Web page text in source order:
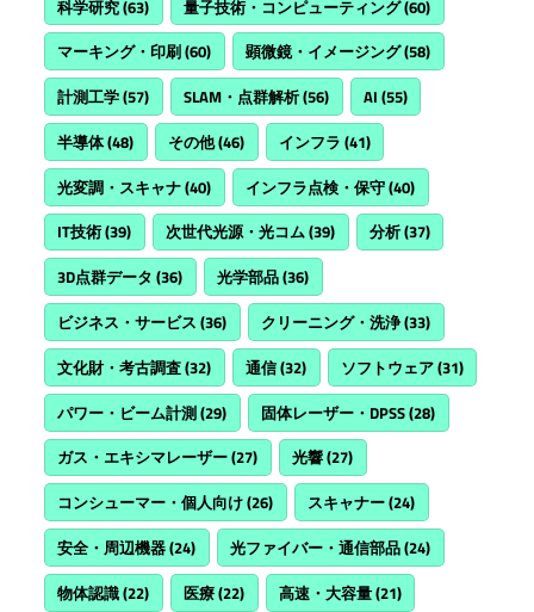
科学研究(63) 量子技術・コンピューティング(60)
マーキング・印刷(60) 顕微鏡・イメージング(58)
計測工学(57) SLAM・点群解析(56) AI (55)
半導体(48) その他(46) インフラ (41)
光変調・スキャナ(40) インフラ点検・保守(40)
IT技術(39) 次世代光源・光コム(39) 分析(37)
3D点群データ (36) 光学部品(36)
ビジネス・サービス (36) クリーニング・洗浄(33)
文化財・考古調査(32) 通信(32) ソフトウェア(31)
パワー・ビーム計測(29) 固体レーザー・DPSS(28)
ガス・エキシマレーザー(27) 光響(27)
コンシューマー・個人向け(26) スキャナー(24)
安全・周辺機器(24) 光ファイバー・通信部品(24)
物体認識(22) 医療(22) 高速・大容量(21)